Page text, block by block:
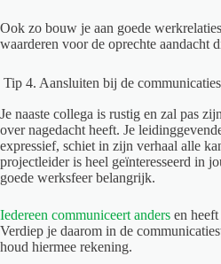
Ook zo bouw je aan goede
waarderen voor de oprechte aandacht
Tip 4. Aansluiten bij de
Je naaste collega is rustig en zal pas
over nagedacht heeft. Je
expressief, schiet in zijn verhaal alle
projectleider is heel geïnteresseerd in
goede werksfeer belangrijk.
Iedereen communiceert anders en
Verdiep je daarom in de
houd hiermee rekening.